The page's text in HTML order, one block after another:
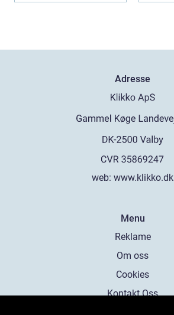
Adresse
web: www.klikko.dk
Menu
Reklame
Om oss
Cookies
Kontakt Oss